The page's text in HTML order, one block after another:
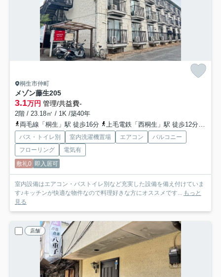
桐生市仲町
メゾン藤生205
3.1万円 管理/共益費-
2階 / 23.18㎡ / 1K /築40年
両毛線「桐生」駅 徒歩16分
上毛電鉄「西桐生」駅 徒歩12分
バス・トイレ別 室内洗濯機置場 エアコン
バルコニー
フローリング
電気有
敷礼0 即入居可
室内設備はエアコン・バストイレ別など充実した設備を備え付けていま
す♪キッチンが快適な物件なので料理好きな方にオススメです... もっと
見る
店舗